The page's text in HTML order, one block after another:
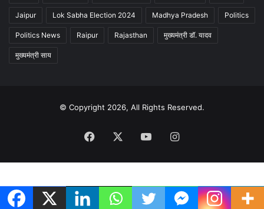
Jaipur Lok Sabha Election 2024 Madhya Pradesh Politics
Politics News Raipur Rajasthan मुख्यमंत्री डॉ. यादव
मुख्यमंत्री साय
© Copyright 2026, All Rights Reserved.
Facebook YouTubeInstagram